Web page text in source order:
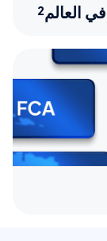
العالم²